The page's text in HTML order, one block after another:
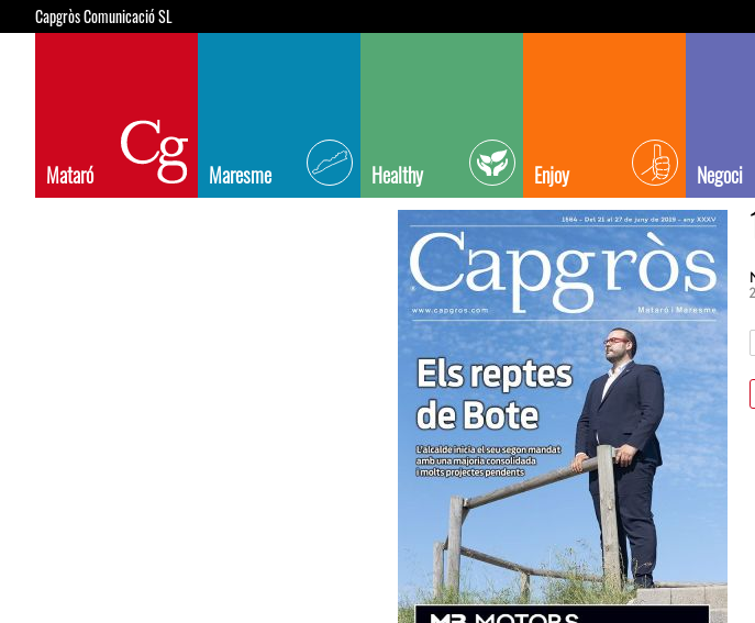
Capgròs Comunicació SL
Mataró Maresme Healthy Enjoy Negoci